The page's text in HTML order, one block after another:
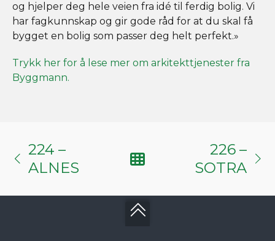
og hjelper deg hele veien fra idé til ferdig bolig. Vi
har fagkunnskap og gir gode råd for at du skal få
bygget en bolig som passer deg helt perfekt.»
Trykk her for å lese mer om arkitekttjenester fra
Byggmann.
224 –
ALNES
226 –
SOTRA